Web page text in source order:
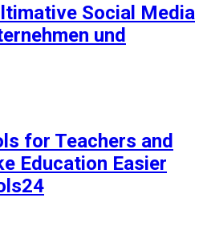
Social Media
und
for Teachers and
Education Easier